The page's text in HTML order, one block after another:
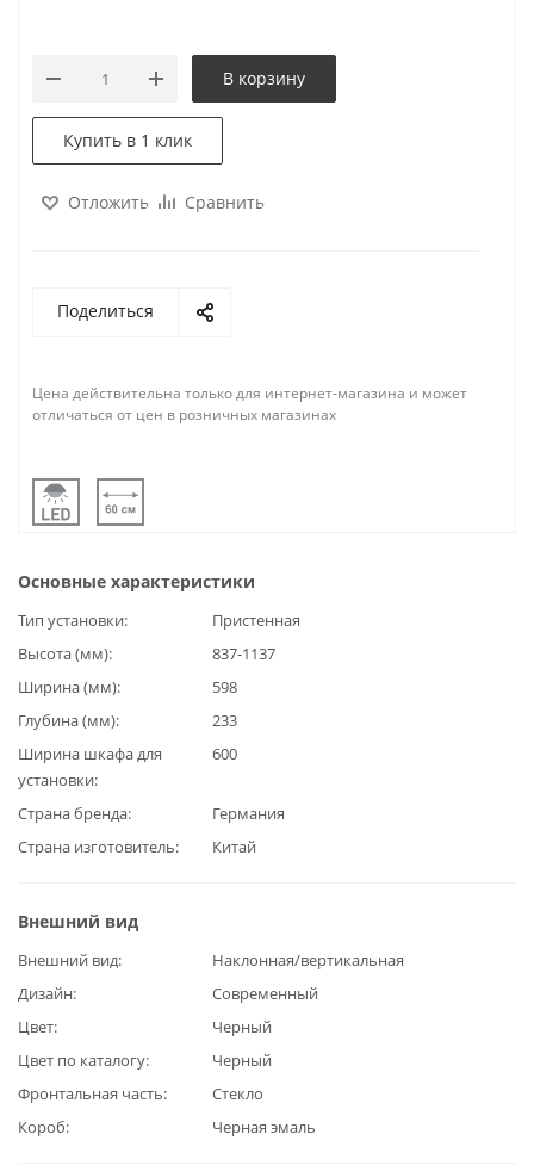
В корзину
Купить в 1 клик
Отложить Сравнить
Поделиться
Цена действительна только для интернет-магазина и может
отличаться от цен в розничных магазинах
Основные характеристики
Тип установки
Пристенная
Высота (мм)
837-1137
Ширина (мм)
598
Глубина (мм)
233
Ширина шкафа для
установки
600
Страна бренда
Германия
Страна изготовитель
Китай
Внешний вид
Внешний вид
Наклонная/вертикальная
Дизайн
Современный
Цвет
Черный
Цвет по каталогу
Черный
Фронтальная часть
Стекло
Короб
Черная эмаль